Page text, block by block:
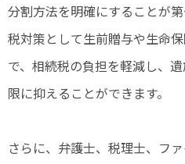
分割方法を明確にすることが
税対策として生前贈与や生命
で、相続税の負担を軽減し、
限に抑えることができます。
さらに、弁護士、税理士、フ